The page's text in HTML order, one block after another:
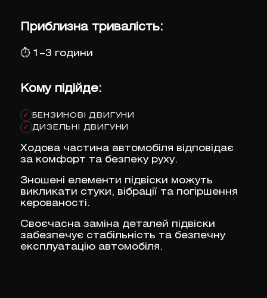
Приблизна тривалість:
⏱ 1–3 години
Кому підійде:
✓ БЕНЗИНОВІ ДВИГУНИ
✓ ДИЗЕЛЬНІ ДВИГУНИ
Ходова частина автомобіля відповідає
за комфорт та безпеку руху.
Зношені елементи підвіски можуть
викликати стуки, вібрації та погіршення
керованості.
Своєчасна заміна деталей підвіски
забезпечує стабільність та безпечну
експлуатацію автомобіля.